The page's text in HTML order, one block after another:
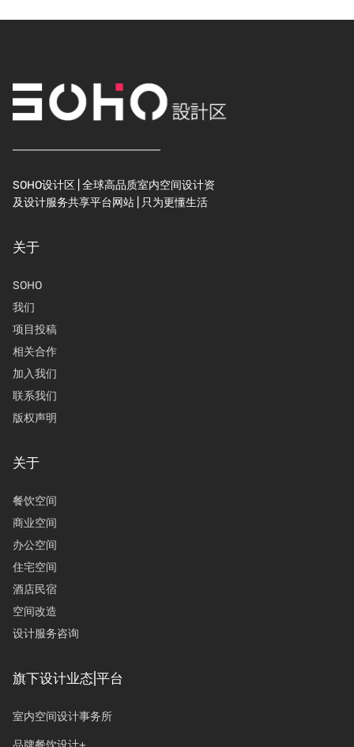
SOHO设计区 | 全球高品质室内空间设计资
及设计服务共享平台网站 | 只为更懂生活
关于
SOHO
我们
项目投稿
相关合作
加入我们
联系我们
版权声明
关于
餐饮空间
商业空间
办公空间
住宅空间
酒店民宿
空间改造
设计服务咨询
旗下设计业态|平台
室内空间设计事务所